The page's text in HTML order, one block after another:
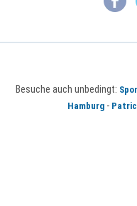
Besuche auch unbedingt:
Hamburg-